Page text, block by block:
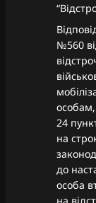
№560
особам,
24
на
до
особа
на